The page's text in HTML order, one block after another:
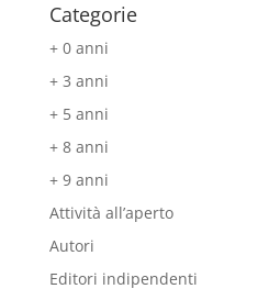
Categorie
+ 0 anni
+ 3 anni
+ 5 anni
+ 8 anni
+ 9 anni
Attività all’aperto
Autori
Editori indipendenti